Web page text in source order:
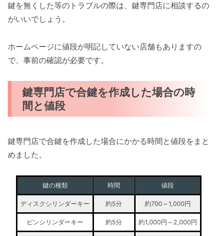
鍵を無くした等のトラブルの際は、鍵専門店に相談するの
がいいでしょう。
ホームページに値段が明記していない店舗もありますの
で、事前の確認が必要です。
鍵専門店で合鍵を作成した場合の時
間と値段
鍵専門店で合鍵を作成した場合にかかる時間と値段をまと
めました。
鍵の種類 時間 値段
ディスクシリンダーキー 約5分 約700～1,000円
ピンシリンダーキー 約5分 約1,000円～2,000円